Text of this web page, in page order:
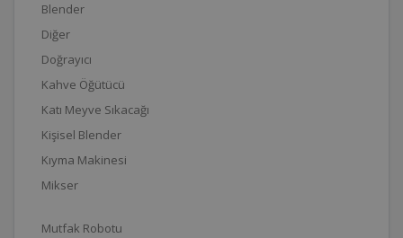
Blender
Diğer
Doğrayıcı
Kahve Öğütücü
Katı Meyve Sıkacağı
Kişisel Blender
Kıyma Makinesi
Mikser
Mutfak Robotu